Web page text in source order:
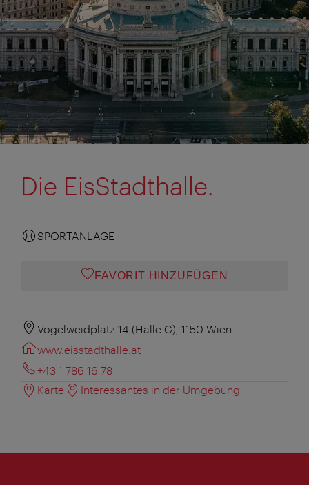
Die EisStadthalle.
SPORTANLAGE
FAVORIT HINZUFÜGEN
Vogelweidplatz 14 (Halle C), 1150 Wien
www.eisstadthalle.at
+43 1 786 16 78
Karte
Interessantes in der Umgebung